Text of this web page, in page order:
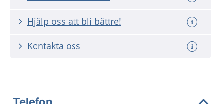
Hjälp oss att bli bättre!
Kontakta oss
Telefon